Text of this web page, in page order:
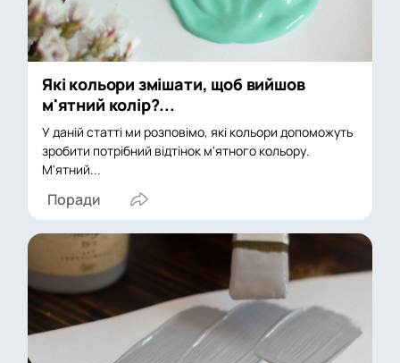
Які кольори змішати, щоб вийшов
м'ятний колір?...
У даній статті ми розповімо, які кольори допоможуть
зробити потрібний відтінок м'ятного кольору.
М'ятний...
Поради